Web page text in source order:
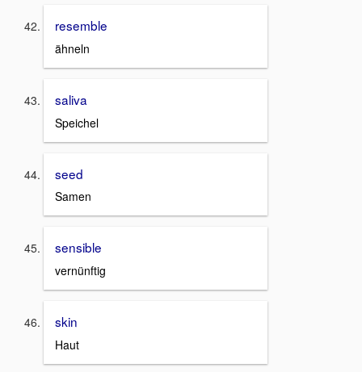
resemble
ähneln
saliva
Speichel
seed
Samen
sensible
vernünftig
skin
Haut